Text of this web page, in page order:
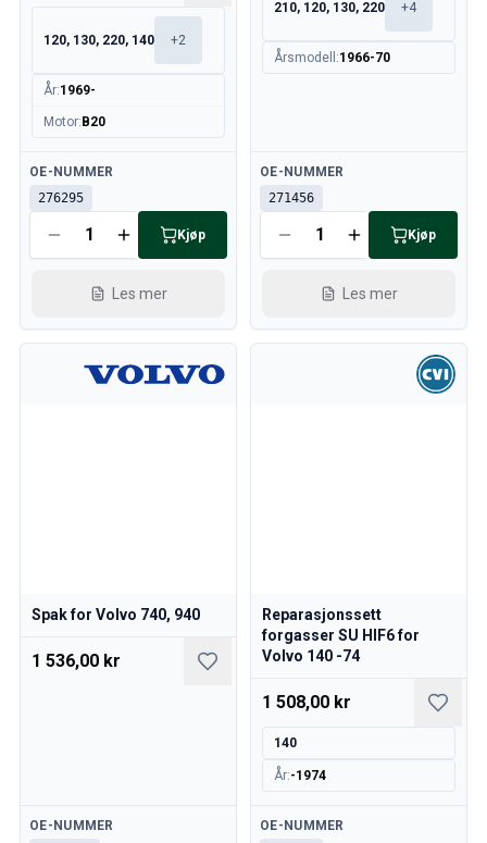
120, 130, 220, 140 +2
År:1969-
Motor: B20
Tilgjengelig
OE-NUMMER
276295
Kjøp
Les mer
210, 120, 130, 220 +4
Årsmodell :1966-70
Tilgjengelig
OE-NUMMER
271456
Kjøp
Les mer
Spak for Volvo 740, 940
1 536,00 kr
Tilgjengelig
OE-NUMMER
Reparasjonssett
forgasser SU HIF6 for
Volvo 140 -74
1 508,00 kr
140
År:-1974
Tilgjengelig
OE-NUMMER